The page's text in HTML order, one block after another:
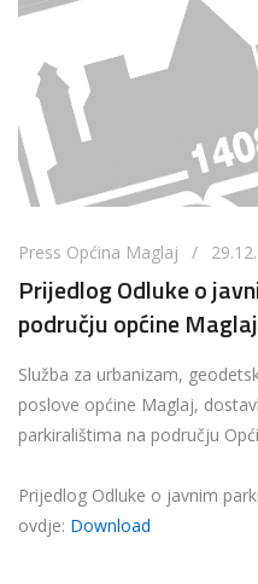
Press Općina Maglaj /
Prijedlog Odluke o
području općine Maglaj
Služba za urbanizam,
poslove općine Maglaj,
parkiralištima na području
Prijedlog Odluke o javnim
ovdje: Download